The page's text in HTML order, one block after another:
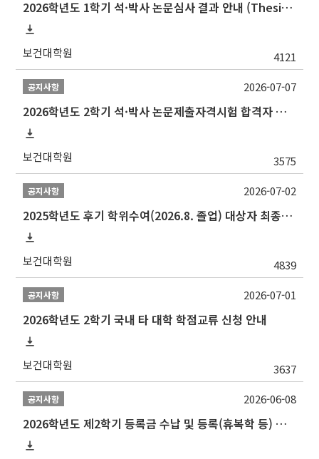
2026학년도 1학기 석·박사 논문심사 결과 안내 (Thesis Defense Result)
보건대학원 4121
공지사항
2026학년도 2학기 석·박사 논문제출자격시험 합격자 공고(TSQ Exam Result)
보건대학원 3575
2026-07-07
공지사항
2025학년도 후기 학위수여(2026.8. 졸업) 대상자 최종인준 논문 제출 안내
보건대학원 4839
2026-07-02
공지사항
2026학년도 2학기 국내 타 대학 학점교류 신청 안내
보건대학원 3637
2026-07-01
공지사항
2026학년도 제2학기 등록금 수납 및 등록(휴복학 등) 일정 안내
2026-06-08